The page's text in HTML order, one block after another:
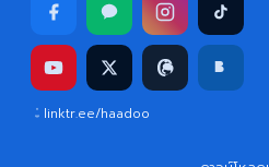
linktr.ee/haadoo